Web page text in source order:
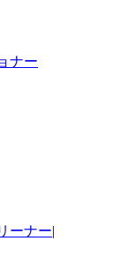
ナー
ーナー|